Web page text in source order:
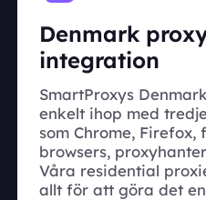
Denmark
integration
SmartProxys
enkelt ihop med
som Chrome,
browsers,
Våra residential
allt för att göra det